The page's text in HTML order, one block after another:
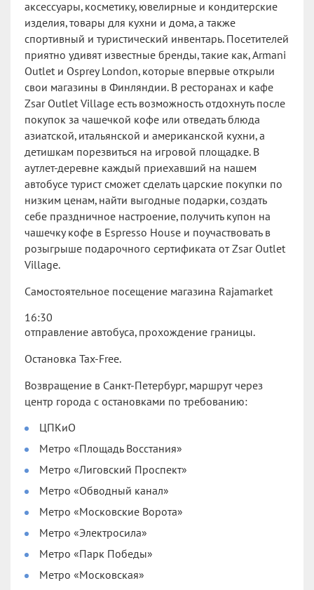
аксессуары, косметику, ювелирные и кондитерские
изделия, товары для кухни и дома, а также
спортивный и туристический инвентарь. Посетителей
приятно удивят известные бренды, такие как, Armani
Outlet и Osprey London, которые впервые открыли
свои магазины в Финляндии. В ресторанах и кафе
Zsar Outlet Village есть возможность отдохнуть после
покупок за чашечкой кофе или отведать блюда
азиатской, итальянской и американской кухни, а
детишкам порезвиться на игровой площадке. В
аутлет-деревне каждый приехавший на нашем
автобусе турист сможет сделать царские покупки по
низким ценам, найти выгодные подарки, создать
себе праздничное настроение, получить купон на
чашечку кофе в Espresso House и поучаствовать в
розыгрыше подарочного сертификата от Zsar Outlet
Village.
Самостоятельное посещение магазина Rajamarket
16:30
отправление автобуса, прохождение границы.
Остановка Tax-Free.
Возвращение в Санкт-Петербург, маршрут через
центр города с остановками по требованию:
ЦПКиО
Метро «Площадь Восстания»
Метро «Лиговский Проспект»
Метро «Обводный канал»
Метро «Московские Ворота»
Метро «Электросила»
Метро «Парк Победы»
Метро «Московская»